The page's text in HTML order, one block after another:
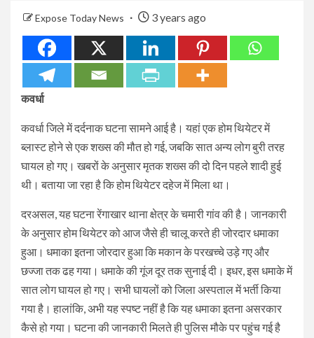
Expose Today News 3 years ago
कवर्धा
कवर्धा जिले में दर्दनाक घटना सामने आई है। यहां एक होम थियेटर में
ब्लास्ट होने से एक शख्स की मौत हो गई, जबकि सात अन्य लोग बुरी तरह
घायल हो गए। खबरों के अनुसार मृतक शख्स की दो दिन पहले शादी हुई
थी। बताया जा रहा है कि होम थियेटर दहेज में मिला था।
दरअसल, यह घटना रेंगाखार थाना क्षेत्र के चमारी गांव की है। जानकारी
के अनुसार होम थियेटर को आज जैसे ही चालू करते ही जोरदार धमाका
हुआ। धमाका इतना जोरदार हुआ कि मकान के परखच्चे उड़े गए और
छज्जा तक ढह गया। धमाके की गूंज दूर तक सुनाई दी। इधर, इस धमाके में
सात लोग घायल हो गए। सभी घायलों को जिला अस्पताल में भर्ती किया
गया है। हालांकि, अभी यह स्पष्ट नहीं है कि यह धमाका इतना असरकार
कैसे हो गया। घटना की जानकारी मिलते ही पुलिस मौके पर पहुंच गई है